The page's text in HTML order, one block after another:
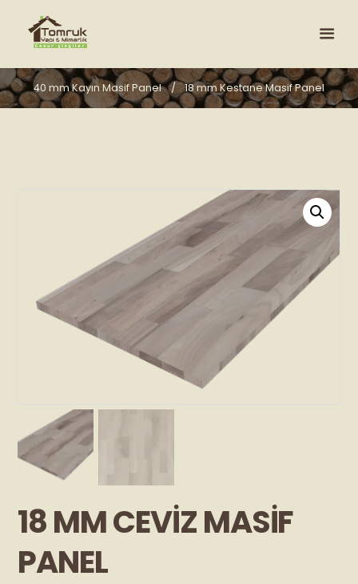
40 mm Kayın Masif Panel 18 mm Kestane Masif Panel
18 MM CEVIZ MASIF
PANEL